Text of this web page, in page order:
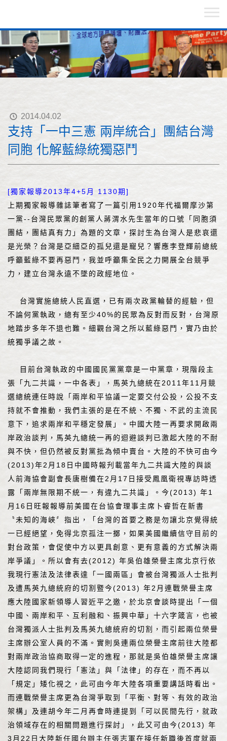
2014.04.02
支持「一中三憲 兩岸統合」團結台灣
同胞 化解藍綠統獨惡鬥
[獨家報導2013年4+5月 1130期]
上期獨家報導雜誌筆者寫了一篇引用1920年代福爾摩沙第
一黨--台灣民眾黨的創黨人蔣渭水先生當年的口號「同胞須
團結，團結真有力」為題的文章，探討生為台灣人是悲哀還
是光榮？台灣是亞細亞的孤兒還是寵兒？響應李登輝前總統
呼籲藍綠不要再惡鬥，我並呼籲集全民之力開展全台競爭
力，建立台灣永遠不墜的政經地位。
台灣實施總統人民直選，已有兩次政黨輪替的經驗，但
不論何黨執政，總有至少40%的民眾為反對而反對，台灣原
地踏步多年不退也難。細觀台灣之所以藍綠惡鬥，實乃由於
統獨爭議之故。
目前台灣執政的中國國民黨黨章是一中黨章，現階段主
張「九二共識，一中各表」，馬英九總統在2011年11月競
選總統連任時說「兩岸和平協議一定要交付公投，公投不支
持就不會推動，我們主張的是在不統、不獨、不武的主流民
意下，追求兩岸和平穩定發展」。中國大陸一再要求開啟兩
岸政治談判，馬英九總統一再的迴避談判已激起大陸的不耐
與不快，但仍然被反對黨批為傾中賣台。大陸的不快可由今
(2013)年2月18日中國時報刋載當年九二共識大陸的與談
人前海協會副會長唐樹備在2月17日接受鳳凰衛視專訪時透
露「兩岸無限期不統一，有違九二共識」。今(2013) 年1
月16日旺報報導前美國在台協會理事主席卜睿哲在新書
〝未知的海峽〞指出，「台灣的首要之務是勿讓北京覺得統
一已經絕望，免得北京孤注一擲，如果美國繼續信守目前的
對台政策，會促使中方以更具創意、更有意義的方式解決兩
岸爭議」。所以會有去(2012) 年吳伯雄榮譽主席北京行依
我現行憲法及法律表達「一國兩區」會被台灣獨派人士批判
及遭馬英九總統府的切割暨今(2013) 年2月連戰榮譽主席
應大陸國家新領導人習近平之邀，於北京會談時提出「一個
中國、兩岸和平、互利融和、振興中華」十六字箴言，也被
台灣獨派人士批判及馬英九總統府的切割，而引起兩位榮譽
主席辦公室人員的不滿。實則吳連兩位榮譽主席前往大陸都
對兩岸政治協商取得一定的進程，那就是吳伯雄榮譽主席讓
大陸認同我們現行「憲法」與「法律」的存在，而不再以
「規定」矮化視之，此可由今年大陸各項重要講話時看出。
而連戰榮譽主席更為台灣爭取到「平衡、對等、有效的政治
架構」及連胡今年二月再會時連提到「可以民間先行，就政
治領域存在的相關問題進行探討」，此又可由今(2013) 年
3月22日大陸新任國台辦主任張志軍在接任新職後首度就兩